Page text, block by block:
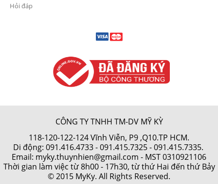
Hỏi đáp
CÔNG TY TNHH TM-DV MỸ KỲ
118-120-122-124 Vĩnh Viễn, P9 ,Q10.TP HCM.
Di động: 091.416.4733-091.415.7325- 091.415.7335.
Email: myky.thuynhien@gmail.com - MST 0310921106
Thời gian làm việc từ 8h00 - 17h30, từ thứ Hai đến thứ Bảy
© 2015 MyKy. All Rights Reserved.